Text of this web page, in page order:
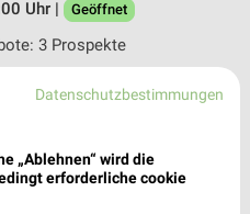
Uhr | Geöffnet
3 Prospekte
Datenschutzbestimmungen
„Ablehnen“ wird die
erforderliche cookie